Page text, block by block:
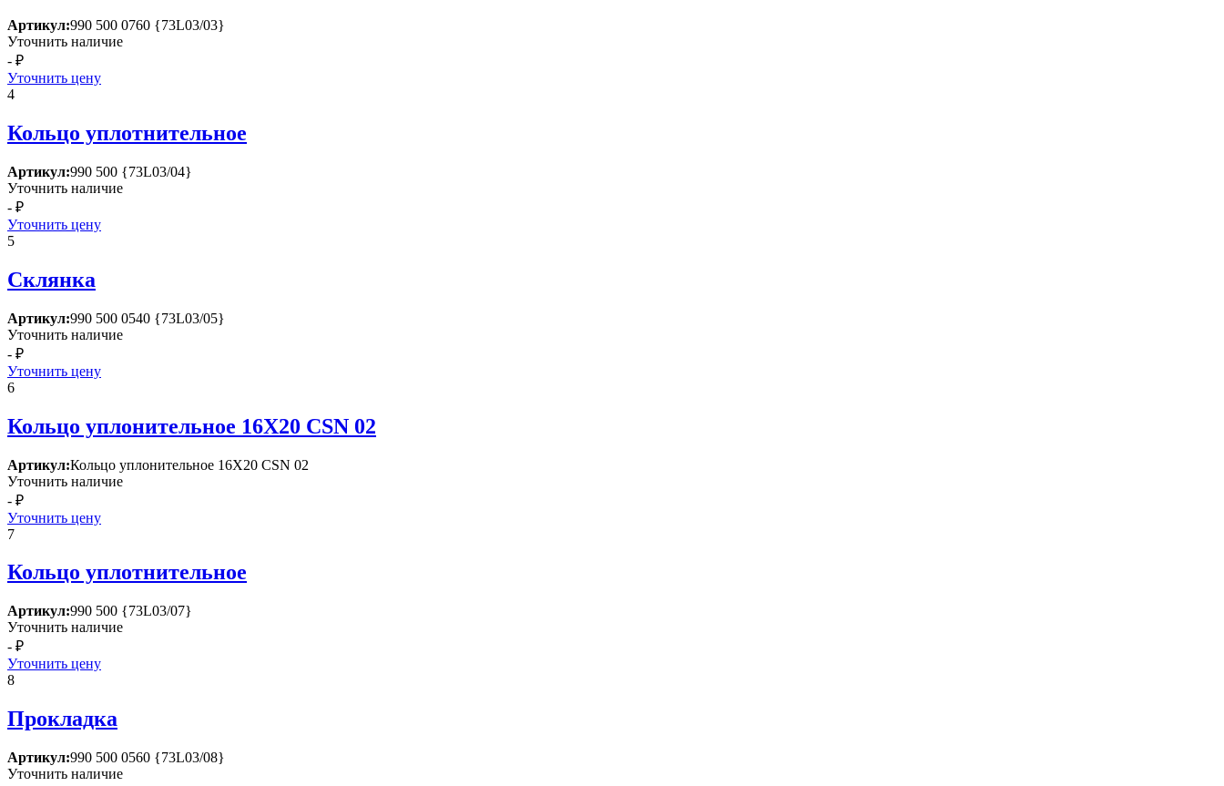
Артикул:990 500 0760 {73L03/03}
Уточнить наличие
- ₽
Уточнить цену
4
Кольцо уплотнительное
Артикул:990 500 {73L03/04}
Уточнить наличие
- ₽
Уточнить цену
5
Склянка
Артикул:990 500 0540 {73L03/05}
Уточнить наличие
- ₽
Уточнить цену
6
Кольцо уплонительное 16Х20 СSN 02
Артикул:Кольцо уплонительное 16Х20 СSN 02
Уточнить наличие
- ₽
Уточнить цену
7
Кольцо уплотнительное
Артикул:990 500 {73L03/07}
Уточнить наличие
- ₽
Уточнить цену
8
Прокладка
Артикул:990 500 0560 {73L03/08}
Уточнить наличие